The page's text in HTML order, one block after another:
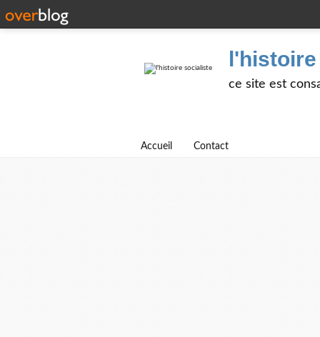
ce site est
Accueil Contact